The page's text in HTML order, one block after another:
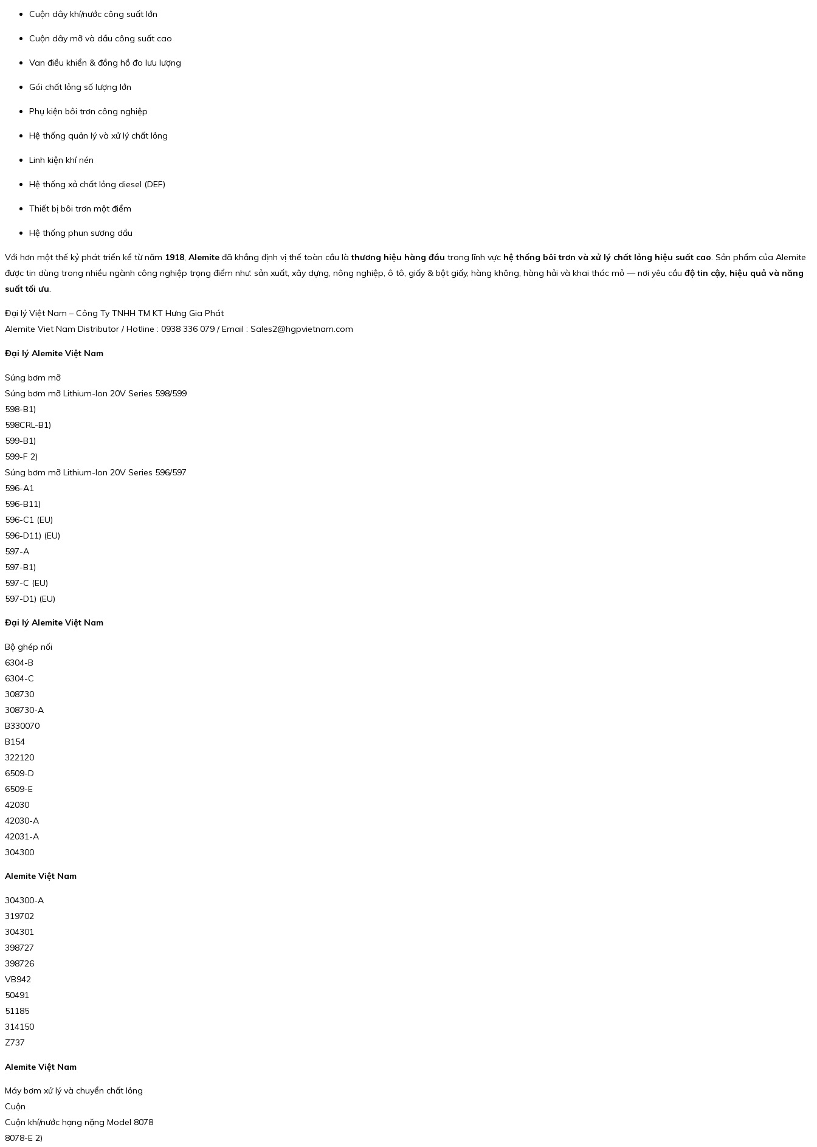
Cuộn dây khí/nước công suất lớn
Cuộn dây mỡ và dầu công suất cao
Van điều khiển & đồng hồ đo lưu lượng
Gói chất lỏng số lượng lớn
Phụ kiện bôi trơn công nghiệp
Hệ thống quản lý và xử lý chất lỏng
Linh kiện khí nén
Hệ thống xả chất lỏng diesel (DEF)
Thiết bị bôi trơn một điểm
Hệ thống phun sương dầu
Với hơn một thế kỷ phát triển kể từ năm 1918, Alemite đã khẳng định vị thế toàn cầu làthương hiệu hàng đầu trong lĩnh vực hệ thống bôi trơn và xử lý chất lỏng hiệu suất cao. Sản phẩm của Alemite
được tin dùng trong nhiều ngành công nghiệp trọng điểm như: sản xuất, xây dựng, nông nghiệp, ô tô, giấy & bột giấy, hàng không, hàng hải và khai thác mỏ — nơi yêu cầu độ tin cậy, hiệu quả và năng
suất tối ưu.
Đại lý Việt Nam – Công Ty TNHH TM KT Hưng Gia Phát
Alemite Viet Nam Distributor / Hotline : 0938 336 079 / Email : Sales2@hgpvietnam.com
Đại lý Alemite Việt Nam
Súng bơm mỡ
Súng bơm mỡ Lithium-Ion 20V Series 598/599
598-B1)
598CRL-B1)
599-B1)
599-F 2)
Súng bơm mỡ Lithium-Ion 20V Series 596/597
596-A1
596-B11)
596-C1 (EU)
596-D11) (EU)
597-A
597-B1)
597-C (EU)
597-D1) (EU)
Đại lý Alemite Việt Nam
Bộ ghép nối
6304-B
6304-C
308730
308730-A
B330070
B154
322120
6509-D
6509-E
42030
42030-A
42031-A
304300
Alemite Việt Nam
304300-A
319702
304301
398727
398726
VB942
50491
51185
314150
Z737
Alemite Việt Nam
Máy bơm xử lý và chuyển chất lỏng
Cuộn
Cuộn khí/nước hạng nặng Model 8078
8078-E 2)